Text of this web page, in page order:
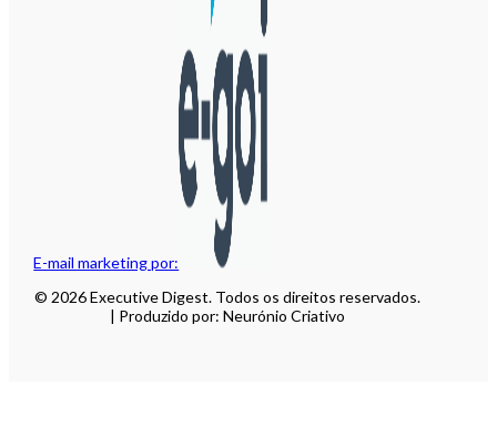
E-mail marketing por:
© 2026 Executive Digest. Todos os direitos reservados.
| Produzido por: Neurónio Criativo